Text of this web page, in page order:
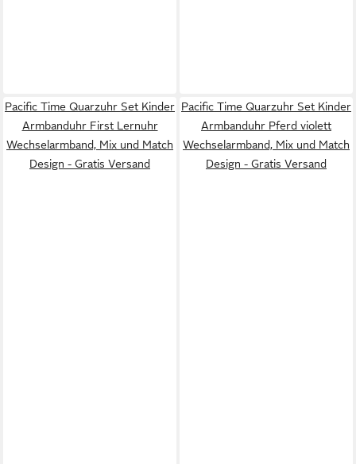
Pacific Time Quarzuhr Set Kinder
Armbanduhr First Lernuhr
Wechselarmband, Mix und Match
Design - Gratis Versand
Pacific Time Quarzuhr Set Kinder
Armbanduhr Pferd violett
Wechselarmband, Mix und Match
Design - Gratis Versand